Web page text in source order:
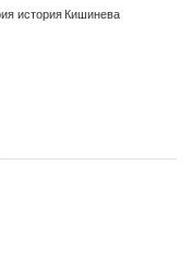
история Кишинева